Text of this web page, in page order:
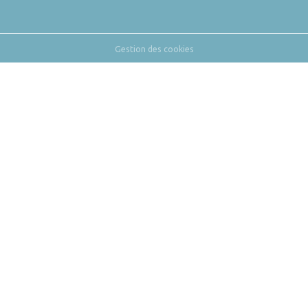
Gestion des cookies